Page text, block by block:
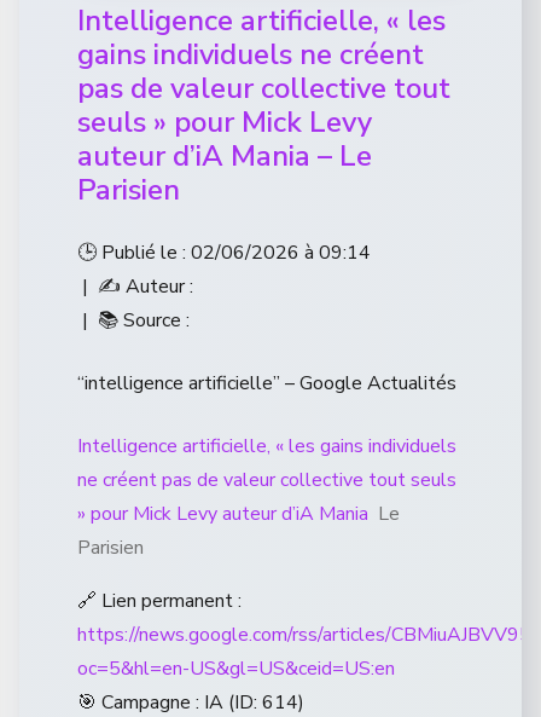
Intelligence artificielle, « les
gains individuels ne créent
pas de valeur collective tout
seuls » pour Mick Levy
auteur d’iA Mania – Le
Parisien
🕒 Publié le : 02/06/2026 à 09:14
| ✍️ Auteur :
| 📚 Source :
“intelligence artificielle” – Google Actualités
Intelligence artificielle, « les gains individuels
ne créent pas de valeur collective tout seuls
» pour Mick Levy auteur d’iA Mania Le
Parisien
🔗 Lien permanent :
https://news.google.com/rss/articles/
oc=5&hl=en-US&gl=US&ceid=US:en
🎯 Campagne : IA (ID: 614)